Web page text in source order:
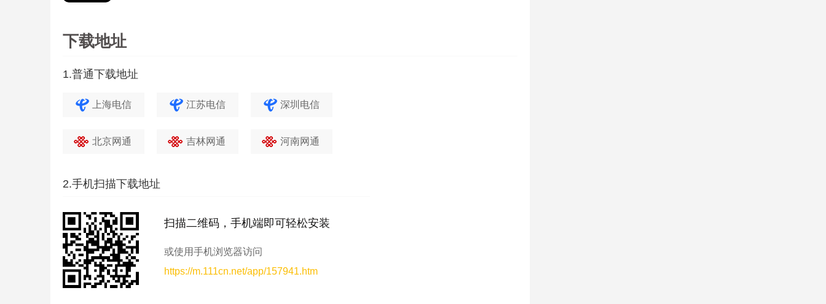
下载地址
1.普通下载地址
上海电信 江苏电信 深圳电信
北京网通 吉林网通 河南网通
2.手机扫描下载地址
扫描二维码，手机端即可轻松安装
或使用手机浏览器访问
https://m.111cn.net/app/157941.htm